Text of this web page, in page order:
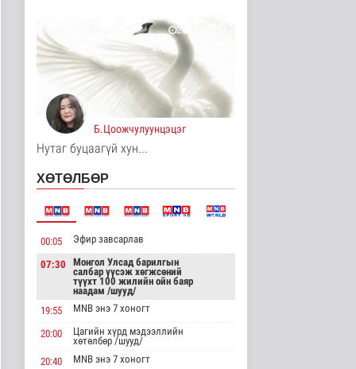
Улс төр
4 цаг 1 минутын өмнө
“Нүүрс-пиролизын
үйлдвэр” төслийн
чиглэл, хамтын..
Нийгэм
4 цаг 4 минутын өмнө
Байгаль орчин
4 цаг 9 минутын өмнө
"Цагийн хүрд"
мэдээллийн хөтөлбөр
/2026.08.07/
Нийгэм
4 цаг 15 минутын өмнө
Монгол Улсын Төрийн
дуулал
Энтертайнмент
2026-05-14
Б.Цоожчулуунцэцэг
Нутаг буцаагүй хун...
ХӨТӨЛБӨР
00:05 Эфир завсарлав
07:30
Монгол Улсад барилгын
салбар үүсэж хөгжсөний
түүхт 100 жилийн ойн баяр
наадам /шууд/
19:55
MNB энэ 7 хоногт
20:00
Цагийн хүрд мэдээллийн
хөтөлбөр /шууд/
20:40
MNB энэ 7 хоногт